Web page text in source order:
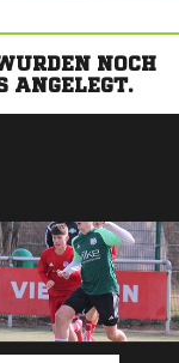
NOCH
ANGELEGT.